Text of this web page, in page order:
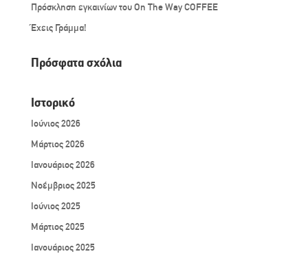
Πρόσκληση εγκαινίων του On The Way COFFEE
Έχεις Γράμμα!
Πρόσφατα σχόλια
Ιστορικό
Ιούνιος 2026
Μάρτιος 2026
Ιανουάριος 2026
Νοέμβριος 2025
Ιούνιος 2025
Μάρτιος 2025
Ιανουάριος 2025